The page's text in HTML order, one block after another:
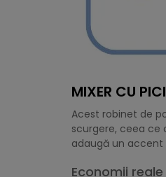
MIXER CU
Acest robinet de
scurgere, ceea
adaugă un
Economii